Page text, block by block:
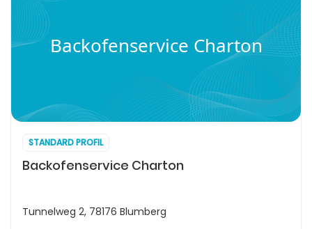
Backofenservice Charton
STANDARD PROFIL
Backofenservice Charton
Tunnelweg 2, 78176 Blumberg